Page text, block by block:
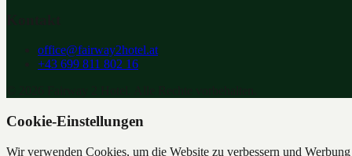
office@fairway2hotel.at
+43 699 811 802 16
Cookie-Einstellungen
Wir verwenden Cookies, um die Website zu verbessern und